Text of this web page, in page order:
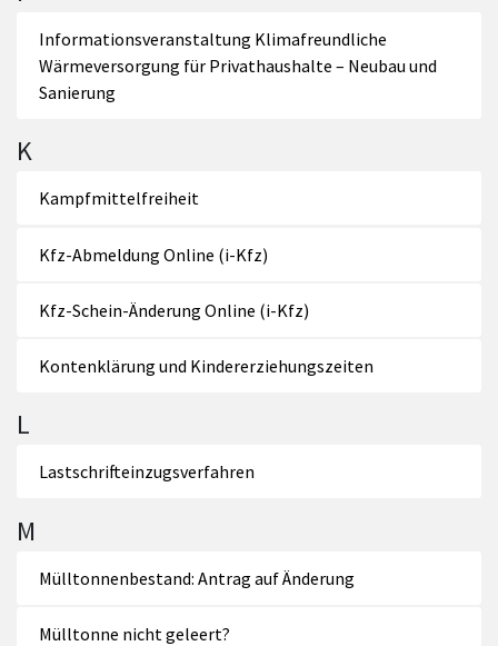
Informationsveranstaltung Klimafreundliche
Wärmeversorgung für Privathaushalte – Neubau und
Sanierung
K
Kampfmittelfreiheit
Kfz-Abmeldung Online (i-Kfz)
Kfz-Schein-Änderung Online (i-Kfz)
Kontenklärung und Kindererziehungszeiten
L
Lastschrifteinzugsverfahren
M
Mülltonnenbestand: Antrag auf Änderung
Mülltonne nicht geleert?